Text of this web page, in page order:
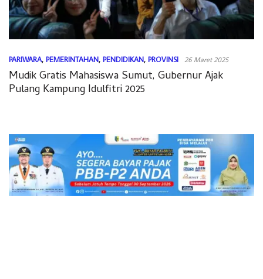
PARIWARA, PEMERINTAHAN, PENDIDIKAN, PROVINSI 26 Maret 2025
Mudik Gratis Mahasiswa Sumut, Gubernur Ajak
Pulang Kampung Idulfitri 2025